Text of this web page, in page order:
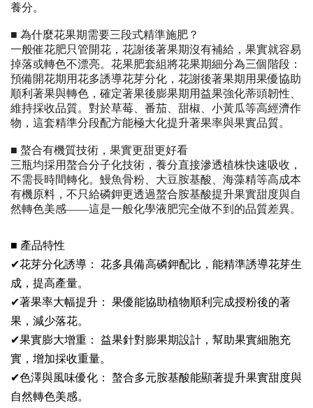
養分。
■ 為什麼花果期需要三段式精準施肥？
一般催花肥只管開花，花謝後著果期沒有補給，果實就容易
掉落或轉色不漂亮。花果肥套組將花果期細分為三個階段：
預備開花期用花多誘導花芽分化，花謝後著果期用果優協助
順利著果與轉色，確定著果後膨果期用益果強化蒂頭韌性、
維持採收品質。對於草莓、番茄、甜椒、小黃瓜等高經濟作
物，這套精準分段配方能極大化提升著果率與果實品質。
■ 螯合有機質技術，果實更甜更好看
三瓶均採用螯合分子化技術，養分直接滲透植株快速吸收，
不需長時間轉化。鰻魚骨粉、大豆胺基酸、海藻精等高成本
有機原料，不只給磷鉀更透過螯合胺基酸提升果實甜度與自
然轉色美感——這是一般化學液肥完全做不到的品質差異。
■ 產品特性
✔花芽分化誘導： 花多具備高磷鉀配比，能精準誘導花芽生
成，提高產量。
✔著果率大幅提升： 果優能協助植物順利完成授粉後的著
果，減少落花。
✔果實膨大增重： 益果針對膨果期設計，幫助果實細胞充
實，增加採收重量。
✔色澤與風味優化： 螯合多元胺基酸能顯著提升果實甜度與
自然轉色美感。